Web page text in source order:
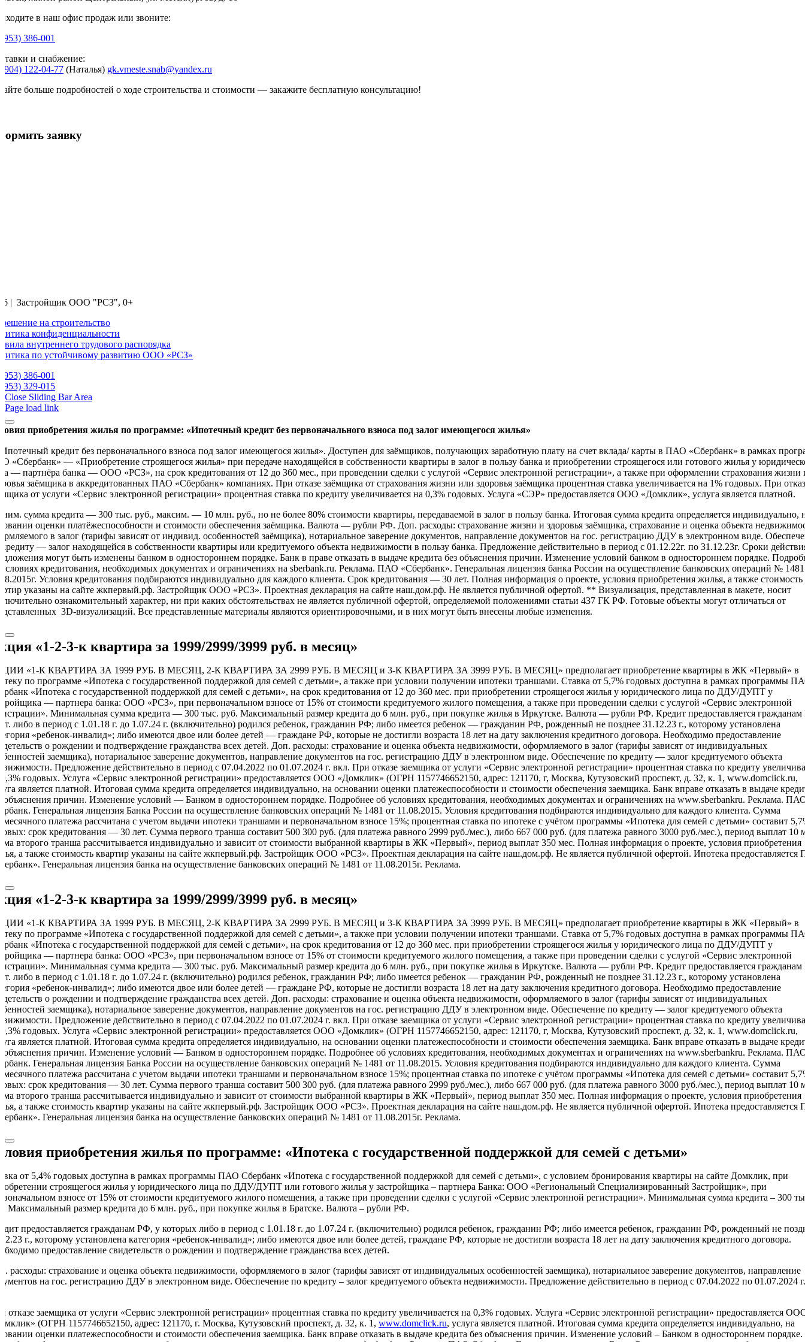
в наш офис продаж или звоните:
386-001
и снабжение:
122-04-77 (Наталья) gk.vmeste.snab@yandex.ru
больше подробностей о ходе строительства и стоимости — закажите бесплатную консультацию!
заявку
| Застройщик ООО "РСЗ", 0+
на строительство
конфиденциальности
внутреннего трудового распорядка
по устойчивому развитию ООО «РСЗ»
386-001
329-015
Close Sliding Bar Area
Page load link
приобретения жилья по программе: «Ипотечный кредит без первоначального взноса под залог имеющегося жилья»
кредит без первоначального взноса под залог имеющегося жилья». Доступен для заёмщиков, получающих заработную плату на счет вклада/ карты в ПАО «Сбербанк» в рамках
«Сбербанк» — «Приобретение строящегося жилья» при передаче находящейся в собственности квартиры в залог в пользу банка и приобретении строящегося или готового жилья у
— партнёра банка — ООО «РСЗ», на срок кредитования от 12 до 360 мес., при проведении сделки с услугой «Сервис электронной регистрации», а также при оформлении страхования жизни
заёмщика в аккредитованных ПАО «Сбербанк» компаниях. При отказе заёмщика от страхования жизни или здоровья заёмщика процентная ставка увеличивается на 1% годовых. При
от услуги «Сервис электронной регистрации» процентная ставка по кредиту увеличивается на 0,3% годовых. Услуга «СЭР» предоставляется ООО «Домклик», услуга является платной.
сумма кредита — 300 тыс. руб., максим. — 10 млн. руб., но не более 80% стоимости квартиры, передаваемой в залог в пользу банка. Итоговая сумма кредита определяется индивидуально,
оценки платёжеспособности и стоимости обеспечения заёмщика. Валюта — рубли РФ. Доп. расходы: страхование жизни и здоровья заёмщика, страхование и оценка объекта
в залог (тарифы зависят от индивид. особенностей заёмщика), нотариальное заверение документов, направление документов на гос. регистрацию ДДУ в электронном виде.
— залог находящейся в собственности квартиры или кредитуемого объекта недвижимости в пользу банка. Предложение действительно в период с 01.12.22г. по 31.12.23г. Сроки
могут быть изменены банком в одностороннем порядке. Банк в праве отказать в выдаче кредита без объяснения причин. Изменение условий банком в одностороннем порядке.
кредитования, необходимых документах и ограничениях на sberbank.ru. Реклама. ПАО «Сбербанк». Генеральная лицензия банка России на осуществление банковских операций №
Условия кредитования подбираются индивидуально для каждого клиента. Срок кредитования — 30 лет. Полная информация о проекте, условия приобретения жилья, а также стоимость
указаны на сайте жкпервый.рф. Застройщик ООО «РСЗ». Проектная декларация на сайте наш.дом.рф. Не является публичной офертой. ** Визуализация, представленная в макете, носит
ознакомительный характер, ни при каких обстоятельствах не является публичной офертой, определяемой положениями статьи 437 ГК РФ. Готовые объекты могут отличаться от
3D-визуализаций. Все представленные материалы являются ориентировочными, и в них могут быть внесены любые изменения.
«1-2-3-к квартира за 1999/2999/3999 руб. в месяц»
«1-К КВАРТИРА ЗА 1999 РУБ. В МЕСЯЦ, 2-К КВАРТИРА ЗА 2999 РУБ. В МЕСЯЦ и 3-К КВАРТИРА ЗА 3999 РУБ. В МЕСЯЦ» предполагает приобретение квартиры в ЖК «Первый» в
по программе «Ипотека с государственной поддержкой для семей с детьми», а также при условии получении ипотеки траншами. Ставка от 5,7% годовых доступна в рамках программы
«Ипотека с государственной поддержкой для семей с детьми», на срок кредитования от 12 до 360 мес. при приобретении строящегося жилья у юридического лица по ДДУ/ДУПТ у
— партнера банка: ООО «РСЗ», при первоначальном взносе от 15% от стоимости кредитуемого жилого помещения, а также при проведении сделки с услугой «Сервис электронной
Минимальная сумма кредита — 300 тыс. руб. Максимальный размер кредита до 6 млн. руб., при покупке жилья в Иркутске. Валюта — рубли РФ. Кредит предоставляется
либо в период с 1.01.18 г. до 1.07.24 г. (включительно) родился ребенок, гражданин РФ; либо имеется ребенок — гражданин РФ, рожденный не позднее 31.12.23 г., которому установлена
«ребенок-инвалид»; либо имеются двое или более детей — граждане РФ, которые не достигли возраста 18 лет на дату заключения кредитного договора. Необходимо предоставление
о рождении и подтверждение гражданства всех детей.Доп. расходы: страхование и оценка объекта недвижимости, оформляемого в залог (тарифы зависят от индивидуальных
заемщика), нотариальное заверение документов, направление документов на гос. регистрацию ДДУ в электронном виде. Обеспечение по кредиту — залог кредитуемого объекта
Предложение действительно в период с 07.04.2022 по 01.07.2024 г. вкл. При отказе заемщика от услуги «Сервис электронной регистрации» процентная ставка по кредиту
годовых. Услуга «Сервис электронной регистрации» предоставляется ООО «Дом­клик» (ОГРН 1157746652150, адрес: 121170, г, Москва, Кутузовский проспект, д. 32, к. 1, www.domclick.ru,
является платной. Итоговая сумма кредита определяется индивидуально, на основании оценки платежеспособности и стоимости обеспечения заемщика. Банк вправе отказать в выдаче
объяснения причин. Изменение условий — Банком в одностороннем порядке. Подробнее об условиях кредитования, необходимых документах и ограничениях на www.sberbankru. Реклама.
Генеральная лицензия Банка России на осуществление банковских операций № 1481 от 11.08.2015. Условия кредитования подбираются индивидуально для каждого клиента. Сумма
платежа рассчитана с учетом выдачи ипотеки траншами и первоначальном взносе 15%; процентная ставка по ипотеке с учётом программы «Ипотека для семей с детьми» составит
срок кредитования — 30 лет. Сумма первого транша составит 500 300 руб. (для платежа равного 2999 руб./мес.), либо 667 000 руб. (для платежа равного 3000 руб./мес.), период выплат 10
второго транша рассчитывается индивидуально и зависит от стоимости выбранной квартиры в ЖК «Первый», период выплат 350 мес. Полная информация о проекте, условия приобретения
а также стоимость квартир указаны на сайте жкпервый.рф. Застройщик ООО «РСЗ». Проектная декларация на сайте наш.дом.рф. Не является публичной офертой. Ипотека
Генеральная лицензия банка на осуществление банковских операций № 1481 от 11.08.2015г. Реклама.
«1-2-3-к квартира за 1999/2999/3999 руб. в месяц»
«1-К КВАРТИРА ЗА 1999 РУБ. В МЕСЯЦ, 2-К КВАРТИРА ЗА 2999 РУБ. В МЕСЯЦ и 3-К КВАРТИРА ЗА 3999 РУБ. В МЕСЯЦ» предполагает приобретение квартиры в ЖК «Первый» в
по программе «Ипотека с государственной поддержкой для семей с детьми», а также при условии получении ипотеки траншами. Ставка от 5,7% годовых доступна в рамках программы
«Ипотека с государственной поддержкой для семей с детьми», на срок кредитования от 12 до 360 мес. при приобретении строящегося жилья у юридического лица по ДДУ/ДУПТ у
— партнера банка: ООО «РСЗ», при первоначальном взносе от 15% от стоимости кредитуемого жилого помещения, а также при проведении сделки с услугой «Сервис электронной
Минимальная сумма кредита — 300 тыс. руб. Максимальный размер кредита до 6 млн. руб., при покупке жилья в Иркутске. Валюта — рубли РФ. Кредит предоставляется
либо в период с 1.01.18 г. до 1.07.24 г. (включительно) родился ребенок, гражданин РФ; либо имеется ребенок — гражданин РФ, рожденный не позднее 31.12.23 г., которому установлена
«ребенок-инвалид»; либо имеются двое или более детей — граждане РФ, которые не достигли возраста 18 лет на дату заключения кредитного договора. Необходимо предоставление
о рождении и подтверждение гражданства всех детей.Доп. расходы: страхование и оценка объекта недвижимости, оформляемого в залог (тарифы зависят от индивидуальных
заемщика), нотариальное заверение документов, направление документов на гос. регистрацию ДДУ в электронном виде. Обеспечение по кредиту — залог кредитуемого объекта
Предложение действительно в период с 07.04.2022 по 01.07.2024 г. вкл. При отказе заемщика от услуги «Сервис электронной регистрации» процентная ставка по кредиту
годовых. Услуга «Сервис электронной регистрации» предоставляется ООО «Дом­клик» (ОГРН 1157746652150, адрес: 121170, г, Москва, Кутузовский проспект, д. 32, к. 1, www.domclick.ru,
является платной. Итоговая сумма кредита определяется индивидуально, на основании оценки платежеспособности и стоимости обеспечения заемщика. Банк вправе отказать в выдаче
объяснения причин. Изменение условий — Банком в одностороннем порядке. Подробнее об условиях кредитования, необходимых документах и ограничениях на www.sberbankru. Реклама.
Генеральная лицензия Банка России на осуществление банковских операций № 1481 от 11.08.2015. Условия кредитования подбираются индивидуально для каждого клиента. Сумма
платежа рассчитана с учетом выдачи ипотеки траншами и первоначальном взносе 15%; процентная ставка по ипотеке с учётом программы «Ипотека для семей с детьми» составит
срок кредитования — 30 лет. Сумма первого транша составит 500 300 руб. (для платежа равного 2999 руб./мес.), либо 667 000 руб. (для платежа равного 3000 руб./мес.), период выплат 10
второго транша рассчитывается индивидуально и зависит от стоимости выбранной квартиры в ЖК «Первый», период выплат 350 мес. Полная информация о проекте, условия приобретения
а также стоимость квартир указаны на сайте жкпервый.рф. Застройщик ООО «РСЗ». Проектная декларация на сайте наш.дом.рф. Не является публичной офертой. Ипотека
Генеральная лицензия банка на осуществление банковских операций № 1481 от 11.08.2015г. Реклама.
приобретения жилья по программе: «Ипотека с государственной поддержкой для семей с детьми»
от 5,4% годовых доступна в рамках программы ПАО Сбербанк «Ипотека с государственной поддержкой для семей с детьми», с условием бронирования квартиры на сайте Домклик, при
строящегося жилья у юридического лица по ДДУ/ДУПТ или готового жилья у застройщика – партнера Банка: ООО «Региональный Специализированный Застройщик», при
взносе от 15% от стоимости кредитуемого жилого помещения, а также при проведении сделки с услугой «Сервис электронной регистрации». Минимальная сумма кредита – 300
Максимальный размер кредита до 6 млн. руб., при покупке жилья в Братске. Валюта – рубли РФ.
предоставляется гражданам РФ, у которых либо в период с 1.01.18 г. до 1.07.24 г. (включительно) родился ребенок, гражданин РФ; либо имеется ребенок, гражданин РФ, рожденный не
г., которому установлена категория «ребенок-инвалид»; либо имеются двое или более детей, граждане РФ, которые не достигли возраста 18 лет на дату заключения кредитного договора.
предоставление свидетельств о рождении и подтверждение гражданства всех детей.
расходы: страхование и оценка объекта недвижимости, оформляемого в залог (тарифы зависят от индивидуальных особенностей заемщика), нотариальное заверение документов, направление
на гос. регистрацию ДДУ в электронном виде. Обеспечение по кредиту – залог кредитуемого объекта недвижимости. Предложение действительно в период с 07.04.2022 по 01.07.2024
отказе заемщика от услуги «Сервис электронной регистрации» процентная ставка по кредиту увеличивается на 0,3% годовых. Услуга «Сервис электронной регистрации» предоставляется
(ОГРН 1157746652150, адрес: 121170, г. Москва, Кутузовский проспект, д. 32, к. 1,www.domclick.ru, услуга является платной. Итоговая сумма кредита определяется индивидуально, на
оценки платежеспособности и стоимости обеспечения заемщика. Банк вправе отказать в выдаче кредита без объяснения причин. Изменение условий – Банком в одностороннем порядке.